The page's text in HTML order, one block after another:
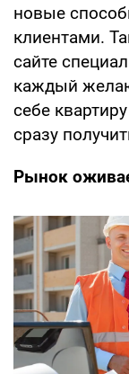
новые
клиентами.
сайте
каждый
себе
сразу
Рынок